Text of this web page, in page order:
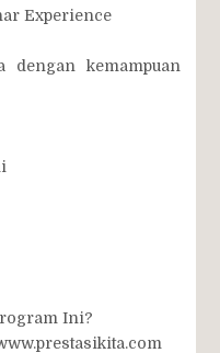
Experience
dengan kemampuan
Ini?